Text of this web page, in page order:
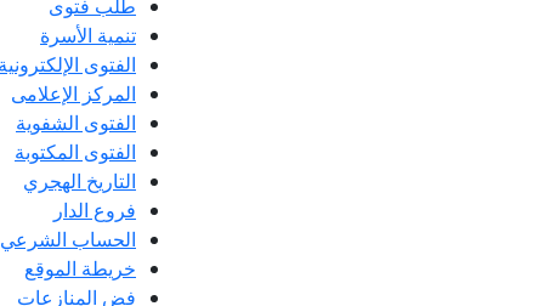
طلب فتوى
تنمية الأسرة
الفتوى الإلكترونية
المركز الإعلامى
الفتوى الشفوية
الفتوى المكتوبة
التاريخ الهجري
فروع الدار
الحساب الشرعي
خريطة الموقع
فض المنازعات